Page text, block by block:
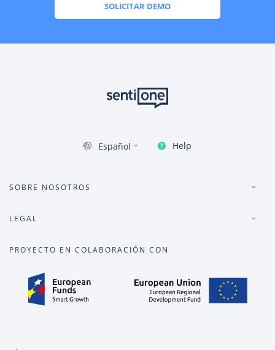
SOLICITAR DEMO
Español Help
SOBRE NOSOTROS
LEGAL
PROYECTO EN COLABORACIÓN CON